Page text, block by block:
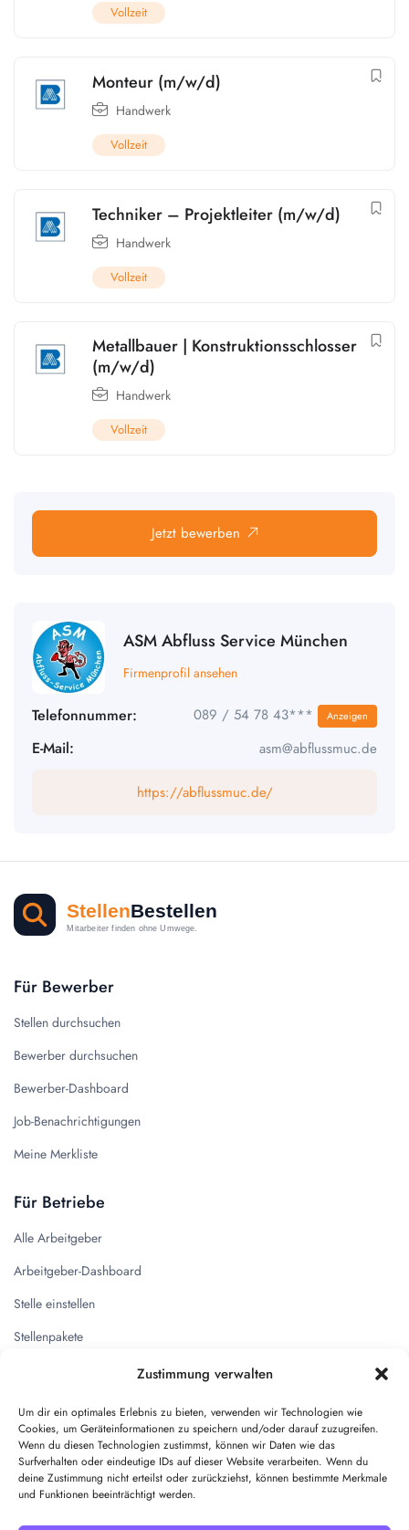
Zustimmung verwalten
Um dir ein optimales Erlebnis zu bieten, verwenden wir Technologien wie
Cookies, um Geräteinformationen zu speichern und/oder darauf zuzugreifen.
Wenn du diesen Technologien zustimmst, können wir Daten wie das
Surfverhalten oder eindeutige IDs auf dieser Website verarbeiten. Wenn du
deine Zustimmung nicht erteilst oder zurückziehst, können bestimmte Merkmale
und Funktionen beeinträchtigt werden.
Vollzeit
Monteur (m/w/d)
Handwerk
Vollzeit
Techniker – Projektleiter (m/w/d)
Handwerk
Vollzeit
Metallbauer | Konstruktionsschlosser
(m/w/d)
Handwerk
Vollzeit
Jetzt bewerben
ASM Abfluss Service München
Firmenprofil ansehen
Telefonnummer: 089 / 54 78 43*** Anzeigen
E-Mail: asm@abflussmuc.de
https://abflussmuc.de/
Für Bewerber
Stellen durchsuchen
Bewerber durchsuchen
Bewerber-Dashboard
Job-Benachrichtigungen
Meine Merkliste
Für Betriebe
Alle Arbeitgeber
Arbeitgeber-Dashboard
Stelle einstellen
Stellenpakete
Kontakt
Impressum
Datenschutz